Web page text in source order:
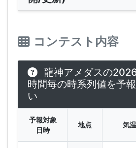
コンテスト内容
龍神アメダスの
時間毎の時系列値を予
い
予報対象
日時
地点 気温